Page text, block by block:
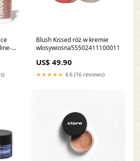
Blush Kissed róż w kremie
wlosywiosna555024111000111000
US$ 49.90
★★★★★ 4.6 (16 reviews)